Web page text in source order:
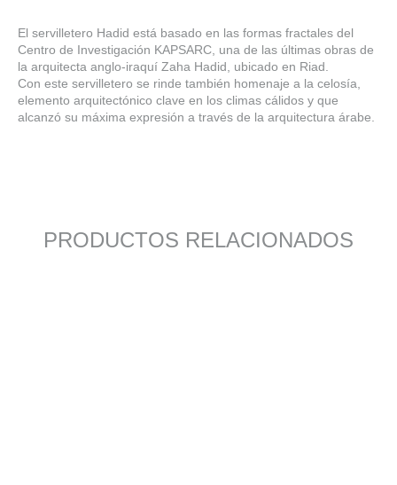
El servilletero Hadid está basado en las formas fractales del
Centro de Investigación KAPSARC, una de las últimas obras de
la arquitecta anglo-iraquí Zaha Hadid, ubicado en Riad.
Con este servilletero se rinde también homenaje a la celosía,
elemento arquitectónico clave en los climas cálidos y que
alcanzó su máxima expresión a través de la arquitectura árabe.
PRODUCTOS RELACIONADOS